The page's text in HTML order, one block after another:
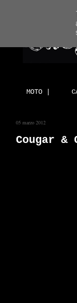
MOTO |
05 marzo 2012
Cougar &